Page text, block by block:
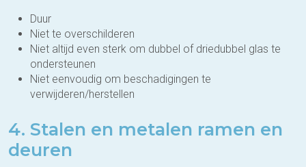
Duur
Niet te overschilderen
Niet altijd even sterk om dubbel of driedubbel glas te
ondersteunen
Niet eenvoudig om beschadigingen te
verwijderen/herstellen
4. Stalen en metalen ramen en
deuren